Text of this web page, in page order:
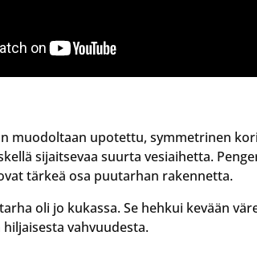
muodoltaan upotettu, symmetrinen
sijaitsevaa suurta vesiaihetta.
tärkeä osa puutarhan rakennetta.
oli jo kukassa. Se hehkui kevään
vahvuudesta.